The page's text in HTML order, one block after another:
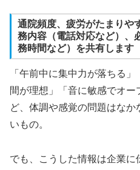
通院頻度、疲労がたまりや
務内容（電話対応など）、
務時間など）を共有します
「午前中に集中力が落ちる
間が理想」「音に敏感でオ
ど、体調や感覚の問題はな
いもの。
でも、こうした情報は企業